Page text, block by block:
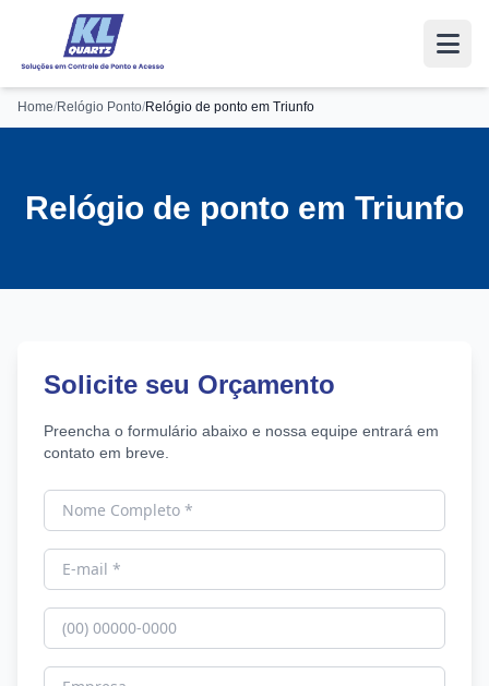
Home/Relógio Ponto/Relógio de ponto em Triunfo
Relógio de ponto em Triunfo
Solicite seu Orçamento
Preencha o formulário abaixo e nossa equipe entrará em
contato em breve.